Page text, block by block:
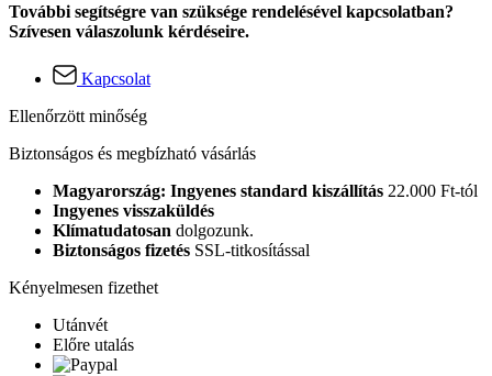
További segítségre van szüksége rendelésével kapcsolatban?
Szívesen válaszolunk kérdéseire.
Kapcsolat
Ellenőrzött minőség
Biztonságos és megbízható vásárlás
Magyarország: Ingyenes standard kiszállítás 22.000 Ft-tól
Ingyenes visszaküldés
Klímatudatosan dolgozunk.
Biztonságos fizetés SSL-titkosítással
Kényelmesen fizethet
Utánvét
Előre utalás